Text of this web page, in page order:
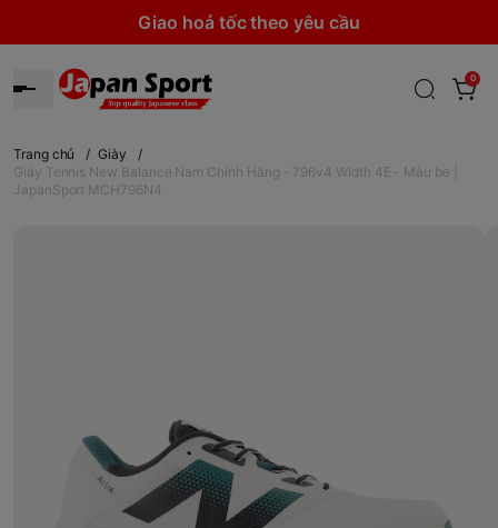
Giao hoả tốc theo yêu cầu
0
Trang chủ / Giày
/
Giày Tennis New Balance Nam Chính Hãng - 796v4 Width 4E - Màu be |
JapanSport MCH796N4